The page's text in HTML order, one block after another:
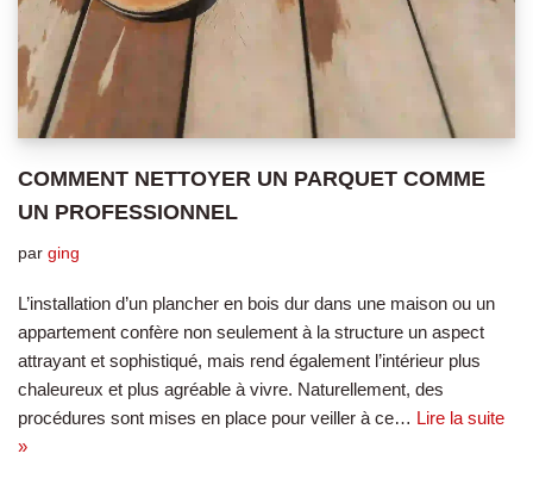
COMMENT NETTOYER UN PARQUET COMME
UN PROFESSIONNEL
par ging
L’installation d’un plancher en bois dur dans une maison ou un
appartement confère non seulement à la structure un aspect
attrayant et sophistiqué, mais rend également l’intérieur plus
chaleureux et plus agréable à vivre. Naturellement, des
procédures sont mises en place pour veiller à ce… Lire la suite
»